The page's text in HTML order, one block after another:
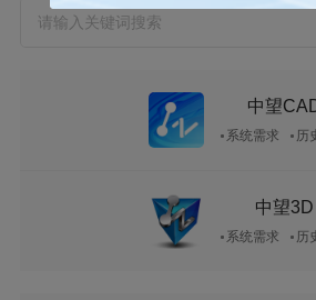
中望
系统需求 历
中望3D
系统需求 历